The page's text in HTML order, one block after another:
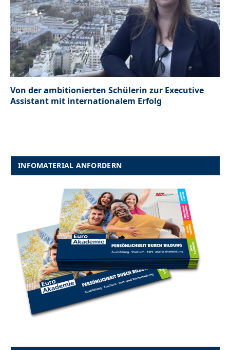
Von der ambitionierten Schülerin zur Executive
Assistant mit internationalem Erfolg
INFOMATERIAL ANFORDERN